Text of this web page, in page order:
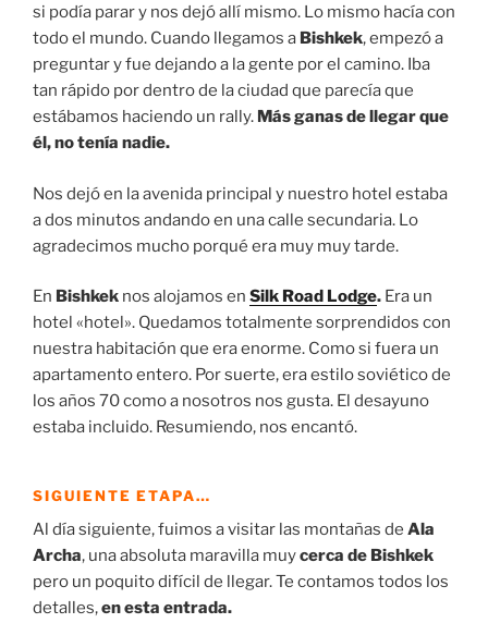
si podía parar y nos dejó allí mismo. Lo mismo hacía con
todo el mundo. Cuando llegamos a Bishkek, empezó a
preguntar y fue dejando a la gente por el camino. Iba
tan rápido por dentro de la ciudad que parecía que
estábamos haciendo un rally. Más ganas de llegar que
él, no tenía nadie.
Nos dejó en la avenida principal y nuestro hotel estaba
a dos minutos andando en una calle secundaria. Lo
agradecimos mucho porqué era muy muy tarde.
En Bishkek nos alojamos en Silk Road Lodge. Era un
hotel «hotel». Quedamos totalmente sorprendidos con
nuestra habitación que era enorme. Como si fuera un
apartamento entero. Por suerte, era estilo soviético de
los años 70 como a nosotros nos gusta. El desayuno
estaba incluido. Resumiendo, nos encantó.
SIGUIENTE ETAPA…
Al día siguiente, fuimos a visitar las montañas de Ala
Archa, una absoluta maravilla muycerca de Bishkek
pero un poquito difícil de llegar. Te contamos todos los
detalles,en esta entrada.